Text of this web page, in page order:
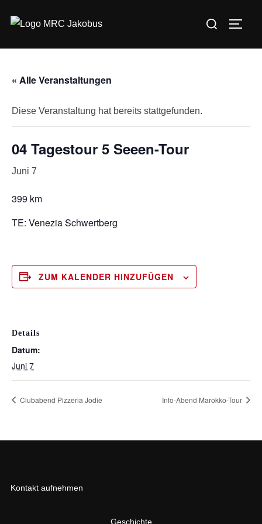
Inhalt
Suchen
« Alle Veranstaltungen
Diese Veranstaltung hat bereits stattgefunden.
04 Tagestour 5 Seeen-Tour
Juni 7
399 km
TE: Venezia Schwertberg
ZUM KALENDER HINZUFÜGEN
Details
Datum:
Juni 7
Clubabend Pizzeria Jodie Info-Abend Marokko-Tour
Kontakt aufnehmen
Geschichte